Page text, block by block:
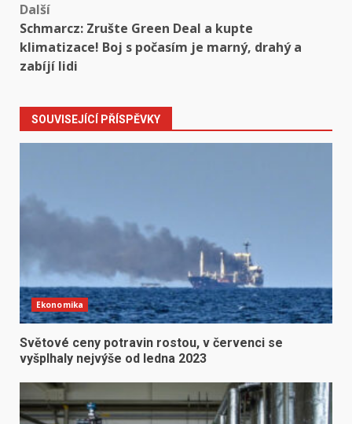
Další
Schmarcz: Zrušte Green Deal a kupte
klimatizace! Boj s počasím je marný, drahý a
zabíjí lidi
SOUVISEJÍCÍ PŘÍSPĚVKY
Ekonomika
Světové ceny potravin rostou, v červenci se
vyšplhaly nejvýše od ledna 2023